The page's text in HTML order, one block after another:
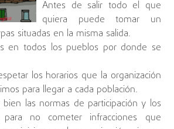
Antes de salir todo el que
quiera puede tomar un
situadas en la misma salida.
en todos los pueblos por donde se
los horarios que la organización
para llegar a cada población.
las normas de participación y los
no cometer infracciones que